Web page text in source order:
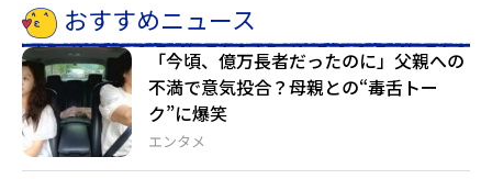
おすすめニュース
エンタメ
「今頃、億万長者だったのに」父親への
不満で意気投合？母親との“毒舌トー
ク”に爆笑